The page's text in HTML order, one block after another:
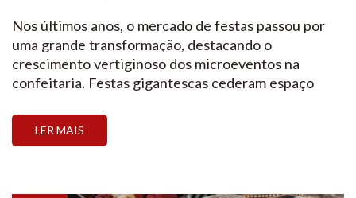
Nos últimos anos, o mercado de festas passou por
uma grande transformação, destacando o
crescimento vertiginoso dos microeventos na
confeitaria. Festas gigantescas cederam espaço
experiência falam mais alto que a quantidade. Nesse
cenário, os doces personalizados ganharam um
LER MAIS